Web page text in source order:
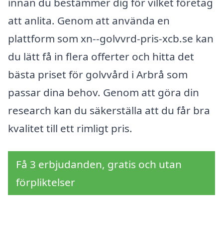
att anlita. Genom att använda en
plattform som xn--golvvrd-pris-xcb.se kan
du lätt få in flera offerter och hitta det
bästa priset för golvvård i Arbrå som
passar dina behov. Genom att göra din
research kan du säkerställa att du får bra
kvalitet till ett rimligt pris.
Få 3 erbjudanden, gratis och utan
förpliktelser